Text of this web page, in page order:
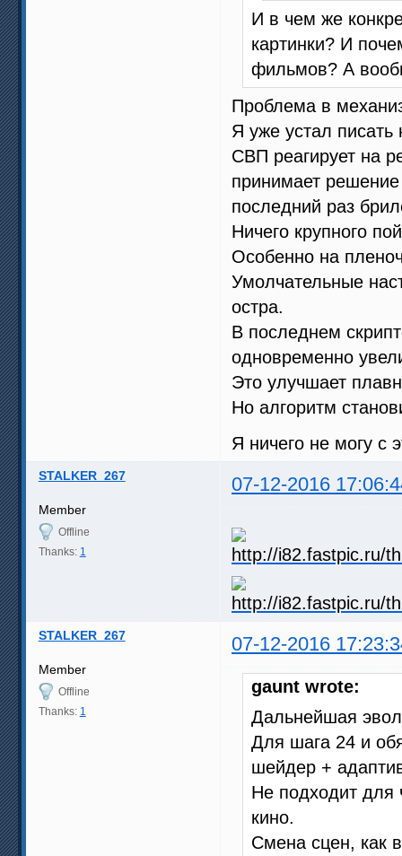
И в чем же
картинки? И
фильмов? А
Проблема в
Я уже устал писать
СВП реагирует на
принимает
последний раз
Ничего крупного
Особенно на
Умолчательные
остра.
В последнем
одновременно
Это улучшает
Но алгоритм
Я ничего не могу с
STALKER_267 07-12-2016
Member
Offline
Thanks: 1
STALKER_267 07-12-2016
Member
Offline
Thanks: 1
gaunt wrote:
Дальнейшая
Для шага 24 и
шейдер +
Не подходит для
кино.
Смена сцен, как